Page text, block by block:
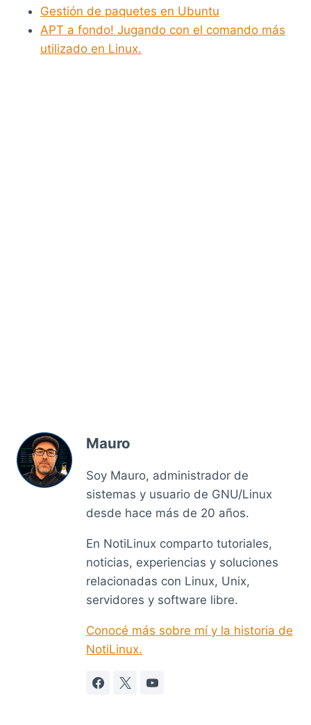
Gestión de paquetes en Ubuntu
APT a fondo! Jugando con el comando más
utilizado en Linux.
Mauro
Soy Mauro, administrador de
sistemas y usuario de GNU/Linux
desde hace más de 20 años.
En NotiLinux comparto tutoriales,
noticias, experiencias y soluciones
relacionadas con Linux, Unix,
servidores y software libre.
Conocé más sobre mí y la historia de
NotiLinux.